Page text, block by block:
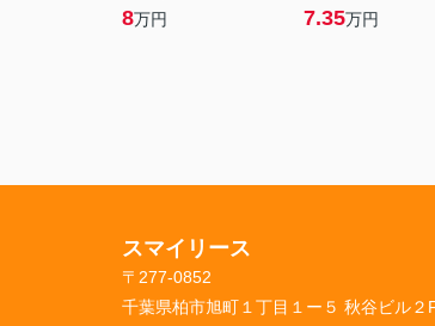
8万円 7.35万円
スマイリース
〒277-0852
千葉県柏市旭町１丁目１ー５ 秋谷ビル２